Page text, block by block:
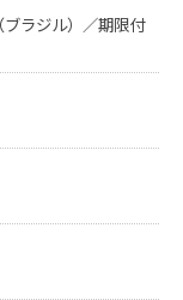
ラジル）／期限付